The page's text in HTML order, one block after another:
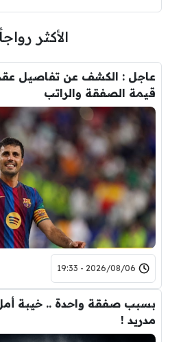
الأكثر
عاجل : الكشف عن تفاصيل
قيمة الصفقة والراتب
2026/08/06 - 19:33
بسبب صفقة واحدة .. خيبة
مدريد !